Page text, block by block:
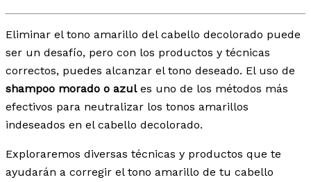
Eliminar el tono amarillo del cabello decolorado puede
ser un desafío, pero con los productos y técnicas
correctos, puedes alcanzar el tono deseado. El uso de
shampoo morado o azules uno de los métodos más
efectivos para neutralizar los tonos amarillos
indeseados en el cabello decolorado.
Exploraremos diversas técnicas y productos que te
ayudarán a corregir el tono amarillo de tu cabello